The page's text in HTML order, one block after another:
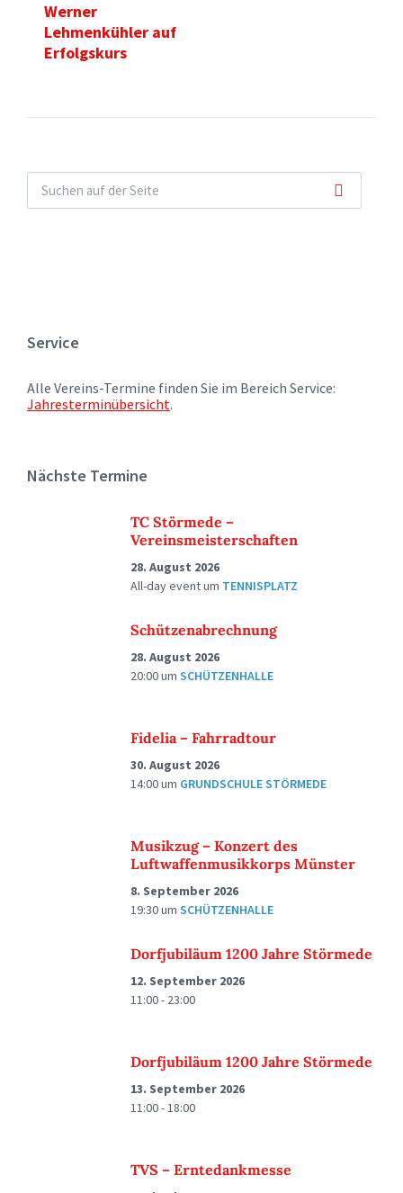
Werner
Lehmenkühler auf
Erfolgskurs
Service
Alle Vereins-Termine finden Sie im Bereich Service:
Jahresterminübersicht.
Nächste Termine
TC Störmede –
Vereinsmeisterschaften
28. August 2026
All-day eventum TENNISPLATZ
Schützenabrechnung
28. August 2026
20:00um SCHÜTZENHALLE
Fidelia – Fahrradtour
30. August 2026
14:00um GRUNDSCHULE STÖRMEDE
Musikzug – Konzert des
Luftwaffenmusikkorps Münster
8. September 2026
19:30um SCHÜTZENHALLE
Dorfjubiläum 1200 Jahre Störmede
12. September 2026
11:00 - 23:00
Dorfjubiläum 1200 Jahre Störmede
13. September 2026
11:00 - 18:00
TVS – Erntedankmesse